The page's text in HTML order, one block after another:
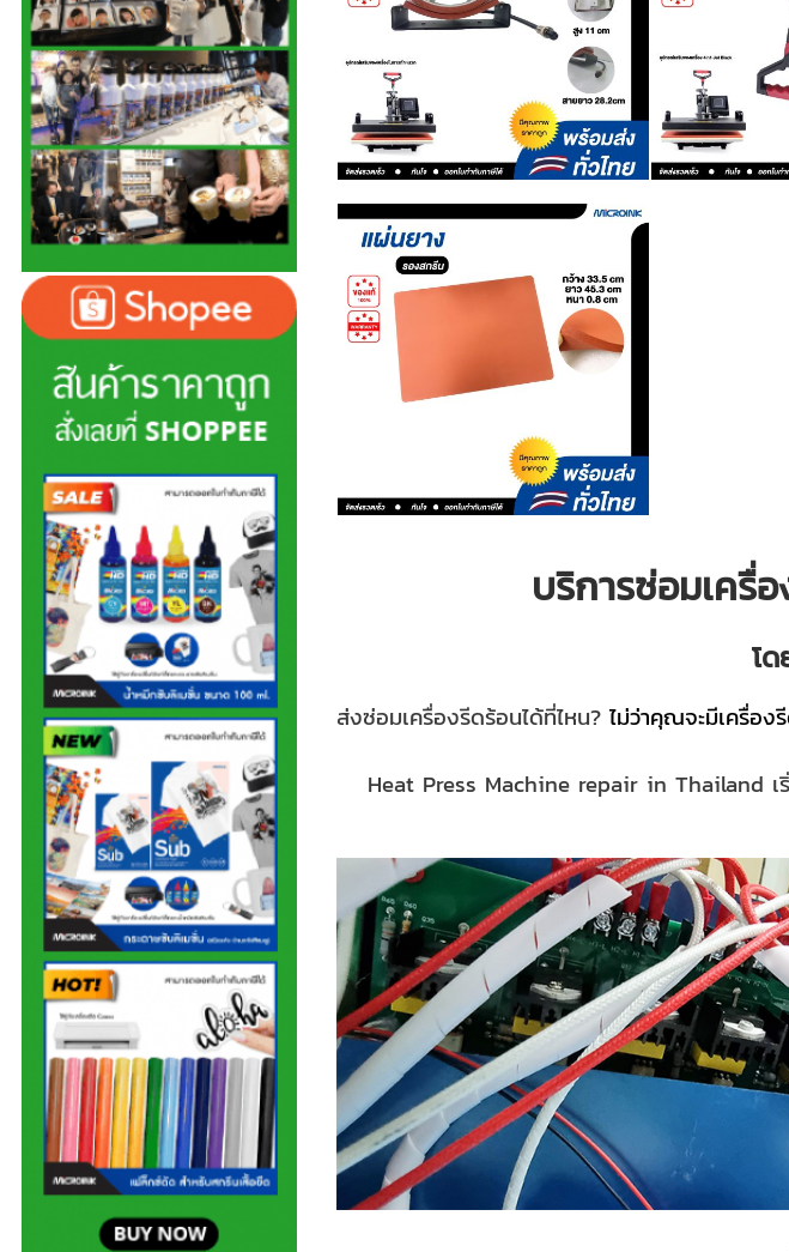
บริการซ่อมเครื่
โ
ส่งซ่อมเครื่องรีดร้อนได้ที่ไหน?ไม่ว่าคุณจะมีเครื่อ
Heat Press Machine repair in Thailand